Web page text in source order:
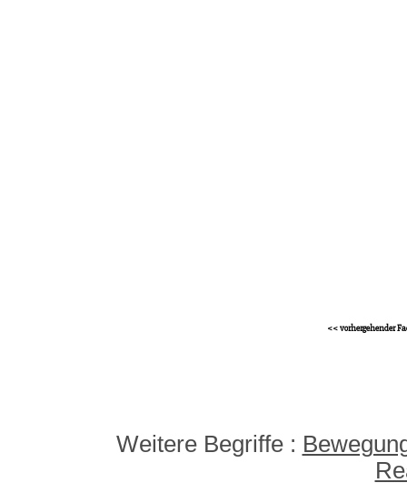
<< vorhergehender
Weitere Begriffe :